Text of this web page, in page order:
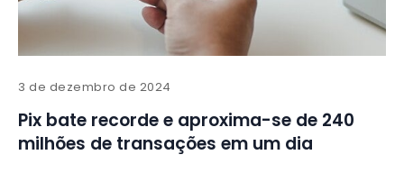
3 de dezembro de 2024
Pix bate recorde e aproxima-se de 240
milhões de transações em um dia